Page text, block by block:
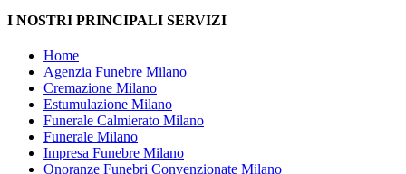
I NOSTRI PRINCIPALI SERVIZI
Home
Agenzia Funebre Milano
Cremazione Milano
Estumulazione Milano
Funerale Calmierato Milano
Funerale Milano
Impresa Funebre Milano
Onoranze Funebri Convenzionate Milano